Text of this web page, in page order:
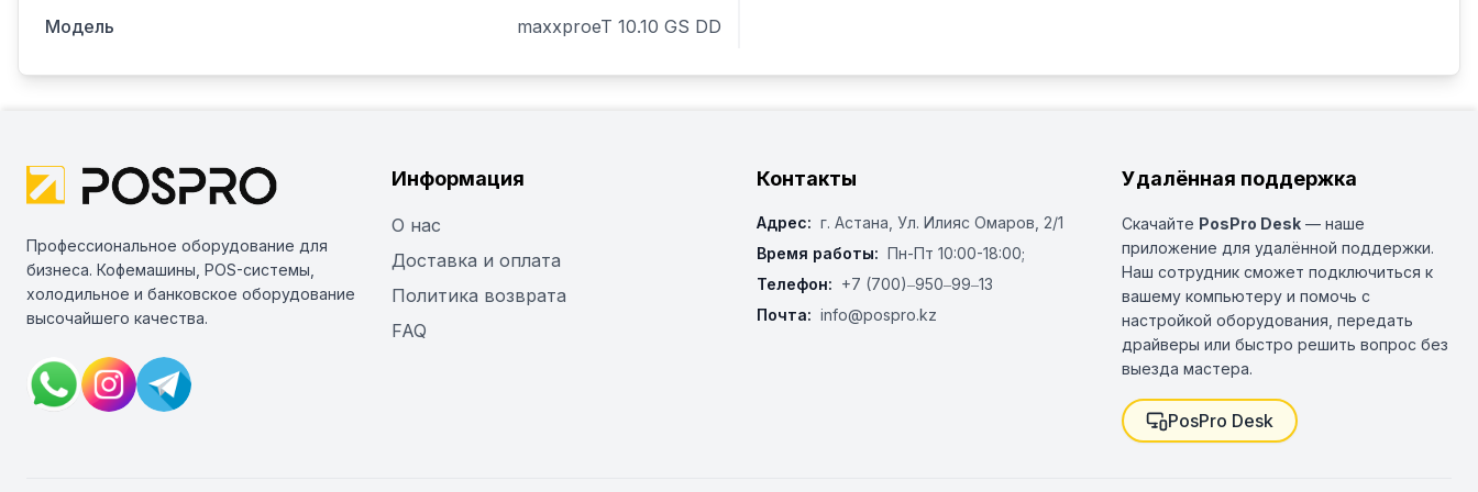
Модель maxxproeT 10.10 GS DD
Профессиональное оборудование для
бизнеса. Кофемашины, POS-системы,
холодильное и банковское оборудование
высочайшего качества.
Информация
О нас
Доставка и оплата
Политика возврата
FAQ
Контакты
Адрес: г. Астана, ​Ул. Илияс Омаров, 2/1
Время работы: Пн-Пт 10:00-18:00;
Телефон: +7 (700)‒950‒99‒13
Почта: info@pospro.kz
Удалённая поддержка
Скачайте PosPro Desk — наше
приложение для удалённой поддержки.
Наш сотрудник сможет подключиться к
вашему компьютеру и помочь с
настройкой оборудования, передать
драйверы или быстро решить вопрос без
выезда мастера.
PosPro Desk